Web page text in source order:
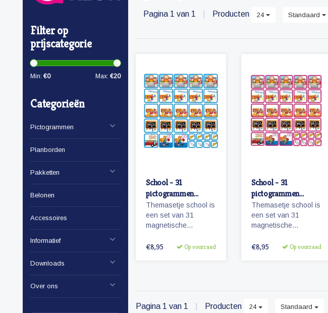
Filter op
prijscategorie
Min: €0 Max: €20
Categorieën
Pictogrammen
Planborden
Pakketten
Belonen
Accessoires
Informatief
Downloads
Over ons
Pagina 1 van 1 Producten 24 Standaard
School - 31
pictogrammen
(jongen)
Themasetje school is
een set van 31
magnetische
pictogrammen voor
€8,95 Op voorraad
School - 31
pictogrammen
(meisje)
Themasetje school is
een set van 31
magnetische
pictogrammen voor
€8,95 Op voorraad
Pagina 1 van 1 Producten 24 Standaard